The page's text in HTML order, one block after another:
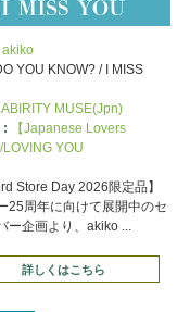
akiko
YOU KNOW? / I MISS
ABIRITY MUSE(Jpn)
:
【Japanese Lovers
YOU
Store Day 2026限定品】
25周年に向けて展開中のセ
ー企画より、akiko ...
詳しくはこちら